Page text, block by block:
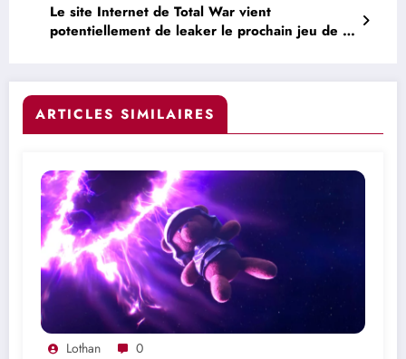
Le site Internet de Total War vient
potentiellement de leaker le prochain jeu de la
ARTICLES SIMILAIRES
Lothan 0